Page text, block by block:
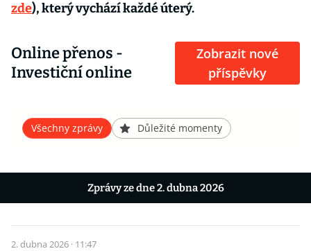
zde), který vychází každé úterý.
Online přenos -
Investiční online
Zobrazit nové
příspěvky
Všechny zprávy Důležité momenty
Zprávy ze dne 2. dubna 2026
2. dubna 2026 · 11:47